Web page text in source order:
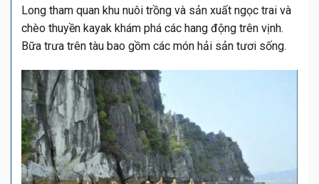
Long tham quan khu nuôi trồng và sản xuất ngọc trai và
chèo thuyền kayak khám phá các hang động trên vịnh.
Bữa trưa trên tàu bao gồm các món hải sản tươi sống.